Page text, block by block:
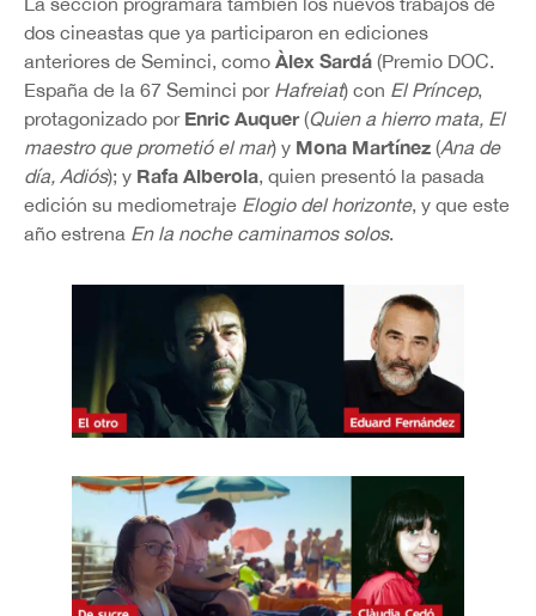
dos cineastas que ya participaron en ediciones
anteriores de Seminci, como Àlex Sardá (Premio DOC.
España de la 67 Seminci por Hafreiat) con El Príncep,
protagonizado por Enric Auquer(Quien a hierro mata, El
maestro que prometió el mar) y Mona Martínez (Ana de
día, Adiós); y Rafa Alberola, quien presentó la pasada
edición su mediometraje Elogio del horizonte, y que este
año estrena En la noche caminamos solos.